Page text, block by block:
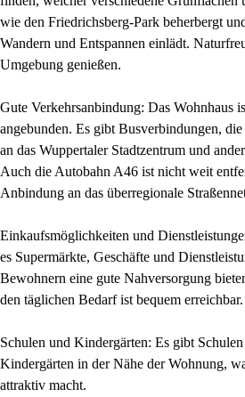
wie den Friedrichsberg-Park beherbergt
Wandern und Entspannen einlädt.
Umgebung genießen.
Gute Verkehrsanbindung: Das Wohnhaus
angebunden. Es gibt Busverbindungen,
an das Wuppertaler Stadtzentrum und
Auch die Autobahn A46 ist nicht weit
Anbindung an das überregionale
Einkaufsmöglichkeiten und
es Supermärkte, Geschäfte und
Bewohnern eine gute Nahversorgung
den täglichen Bedarf ist bequem erreichbar.
Schulen und Kindergärten: Es gibt
Kindergärten in der Nähe der Wohnung,
attraktiv macht.